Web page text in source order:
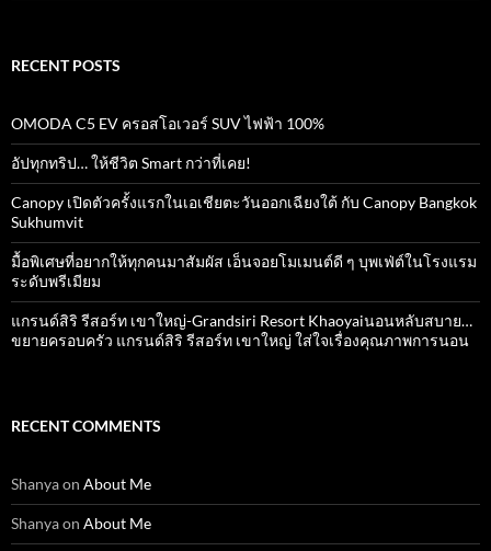
RECENT POSTS
OMODA C5 EV ครอสโอเวอร์ SUV ไฟฟ้า 100%
อัปทุกทริป… ให้ชีวิต Smart กว่าที่เคย!
Canopy เปิดตัวครั้งแรกในเอเชียตะวันออกเฉียงใต้ กับ Canopy Bangkok
Sukhumvit
มื้อพิเศษที่อยากให้ทุกคนมาสัมผัส เอ็นจอยโมเมนต์ดี ๆ บุพเฟ่ต์ในโรงแรม
ระดับพรีเมียม
แกรนด์สิริ​ รีสอร์ท​ เขาใหญ่​-Grandsiri​ Resort​ Khaoyaiนอนหลับสบาย…
ขยายครอบครัว แกรนด์สิริ รีสอร์ท เขาใหญ่ ใส่ใจเรื่องคุณภาพการนอน
RECENT COMMENTS
Shanyaon About Me
Shanyaon About Me